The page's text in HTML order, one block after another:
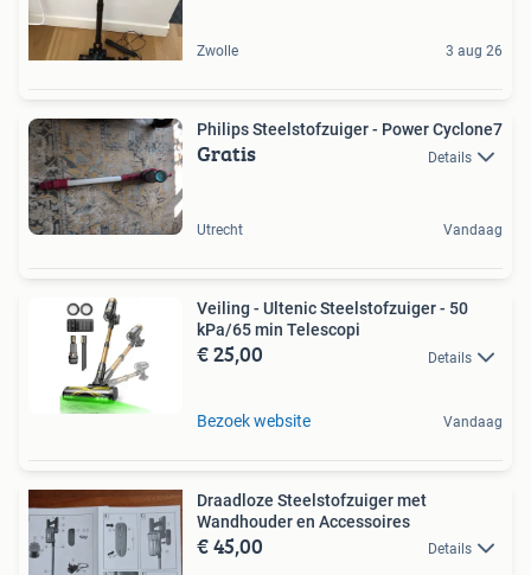
Zwolle 3 aug 26
Philips Steelstofzuiger - Power Cyclone7
Gratis Details
Utrecht Vandaag
Veiling - Ultenic Steelstofzuiger - 50
kPa/65 min Telescopi
€ 25,00 Details
Bezoek website Vandaag
Draadloze Steelstofzuiger met
Wandhouder en Accessoires
€ 45,00 Details